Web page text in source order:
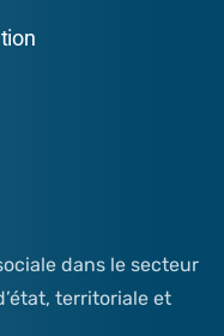
dans le secteur
territoriale et